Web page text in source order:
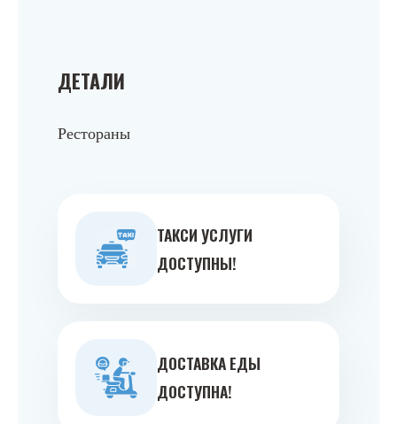
ДЕТАЛИ
Рестораны
ТАКСИ УСЛУГИ
ДОСТУПНЫ!
ДОСТАВКА ЕДЫ
ДОСТУПНА!